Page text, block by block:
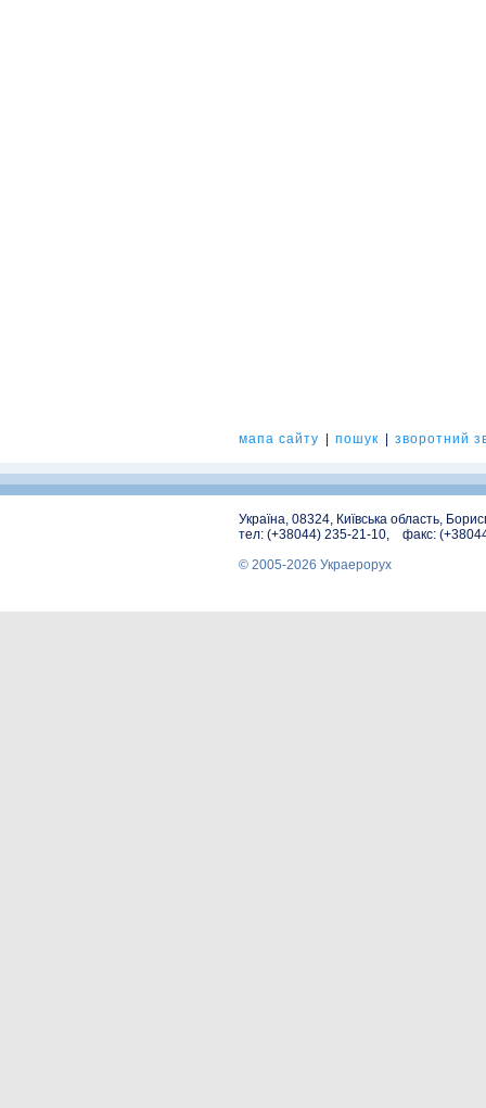
мапа сайту пошук зворотний
Україна, 08324, Київська область,
тел: (+38044) 235-21-10, факс:
© 2005-2026 Украерорух